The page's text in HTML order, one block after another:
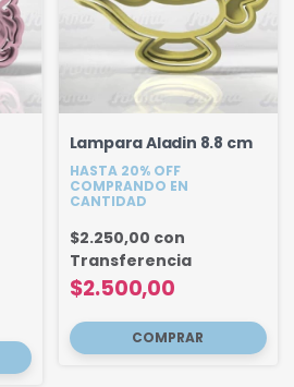
Lampara Aladin 8.8 cm
HASTA 20% OFF
COMPRANDO EN
CANTIDAD
$2.500,00
$2.250,00 con
Transferencia